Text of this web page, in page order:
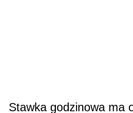
Stawka godzinowa ma